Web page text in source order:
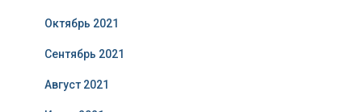
Октябрь 2021
Сентябрь 2021
Август 2021